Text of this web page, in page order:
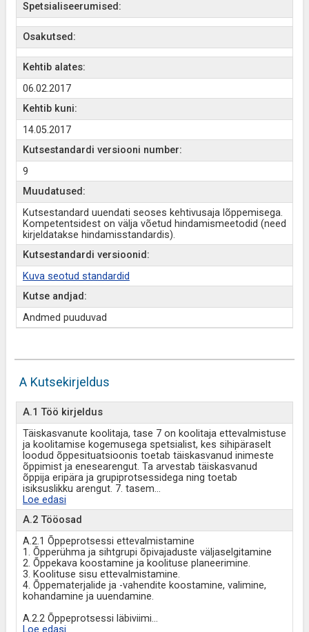
Spetsialiseerumised:
Osakutsed:
Kehtib alates:
06.02.2017
Kehtib kuni:
14.05.2017
Kutsestandardi versiooni number:
9
Muudatused:
Kutsestandard uuendati seoses kehtivusaja lõppemisega.
Kompetentsidest on välja võetud hindamismeetodid (need
kirjeldatakse hindamisstandardis).
Kutsestandardi versioonid:
Kuva seotud standardid
Kutse andjad:
Andmed puuduvad
A Kutsekirjeldus
A.1 Töö kirjeldus
Täiskasvanute koolitaja, tase 7 on koolitaja ettevalmistuse
ja koolitamise kogemusega spetsialist, kes sihipäraselt
loodud õppesituatsioonis toetab täiskasvanud inimeste
õppimist ja enesearengut. Ta arvestab täiskasvanud
õppija eripära ja grupiprotsessidega ning toetab
isiksuslikku arengut. 7. tasem...
Loe edasi
A.2 Tööosad
A.2.1 Õppeprotsessi ettevalmistamine
1. Õpperühma ja sihtgrupi õpivajaduste väljaselgitamine
2. Õppekava koostamine ja koolituse planeerimine.
3. Koolituse sisu ettevalmistamine.
4. Õppematerjalide ja -vahendite koostamine, valimine,
kohandamine ja uuendamine.
A.2.2 Õppeprotsessi läbiviimi...
Loe edasi